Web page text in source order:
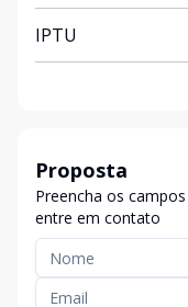
IPTU
Proposta
Preencha os
entre em contato